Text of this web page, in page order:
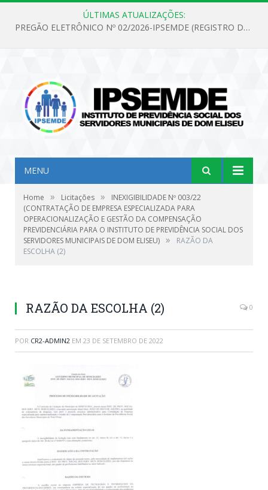
ÚLTIMAS ATUALIZAÇÕES:
PREGÃO ELETRÔNICO Nº 02/2026-IPSEMDE (REGISTRO DE PREÇOS PARA FUTURA E EVENTUAL AQUISIÇÃO DE MATERIAL DE LIMPEZA E GÊNEROS ALIMENTÍCIOS PARA ATENDER AS NECESSIDADES DO INSTITUTO DE PREVIDÊNCIA SOCIAL DOS SERVIDORES MUNICIPAIS DE DOM ELISEU.)
MENU
Home » Licitações »
INEXIGIBILIDADE Nº 003/22
(CONTRATAÇÃO DE EMPRESA ESPECIALIZADA PARA
OPERACIONALIZAÇÃO E GESTÃO DA COMPENSAÇÃO
PREVIDENCIÁRIA PARA O INSTITUTO DE PREVIDÊNCIA SOCIAL DOS
SERVIDORES MUNICIPAIS DE DOM ELISEU) »
RAZÃO DA
ESCOLHA (2)
RAZÃO DA ESCOLHA (2) 0
POR CR2-ADMIN2 EM 23 DE SETEMBRO DE 2022